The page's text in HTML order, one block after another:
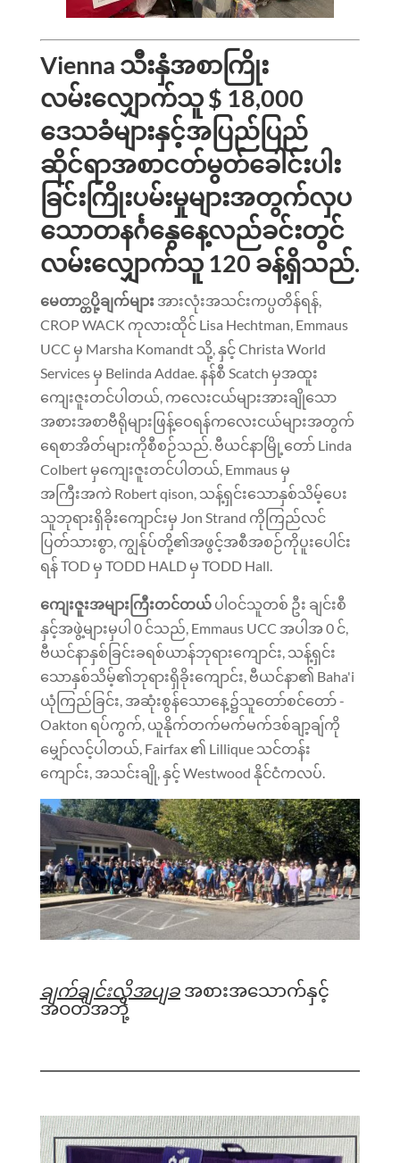
Vienna သီးနှံအစာကြိုး
လမ်းလျှောက်သူ $ 18,000
ဒေသခံများနှင့်အပြည်ပြည်
ဆိုင်ရာအစာငတ်မွတ်ခေါင်းပါး
ခြင်းကြိုးပမ်းမှုများအတွက်လှပ
သောတနင်္ဂနွေနေ့လည်ခင်းတွင်
လမ်းလျှောက်သူ 120 ခန့်ရှိသည်.
မေတာ္တပို့ချက်များ အားလုံးအသင်းကပ္ပတိန်ရန်,
CROP WACK ကုလားထိုင် Lisa Hechtman, Emmaus
UCC မှ Marsha Komandt သို့, နှင့် Christa World
Services မှ Belinda Addae. နန်စီ Scatch မှအထူး
ကျေးဇူးတင်ပါတယ်, ကလေးငယ်များအားချိုသော
အစားအစာဗီရိုများဖြန့်ဝေရန်ကလေးငယ်များအတွက်
ရေစာအိတ်များကိုစီစဉ်သည်. ဗီယင်နာမြို့တော် Linda
Colbert မှကျေးဇူးတင်ပါတယ်, Emmaus မှ
အကြီးအကဲ Robert qison, သန့်ရှင်းသောနှစ်သိမ့်ပေး
သူဘုရားရှိခိုးကျောင်းမှ Jon Strand ကိုကြည်လင်
ပြတ်သားစွာ, ကျွန်ုပ်တို့၏အဖွင့်အစီအစဉ်ကိုပူးပေါင်း
ရန် TOD မှ TODD HALD မှ TODD Hall.
ကျေးဇူးအများကြီးတင်တယ်ပါဝင်သူတစ် ဦး ချင်းစီ
နှင့်အဖွဲ့များမှပါ 0 င်သည်, Emmaus UCC အပါအ 0 င်,
ဗီယင်နာနှစ်ခြင်းခရစ်ယာန်ဘုရားကျောင်း, သန့်ရှင်း
သောနှစ်သိမ့်၏ဘုရားရှိခိုးကျောင်း, ဗီယင်နာ၏ Baha'i
ယုံကြည်ခြင်း, အဆုံးစွန်သောနေ့၌သူတော်စင်တော် -
Oakton ရပ်ကွက်, ယူနိုက်တက်မက်မက်ဒစ်ချာ့ချ်ကို
မျှော်လင့်ပါတယ်, Fairfax ၏ Lillique သင်တန်း
ကျောင်း, အသင်းချို, နှင့် Westwood နိုင်ငံကလပ်.
ချက်ချင်းလိုအပျခအစားအသောက်နှင့်
အဝတ်အဘို့